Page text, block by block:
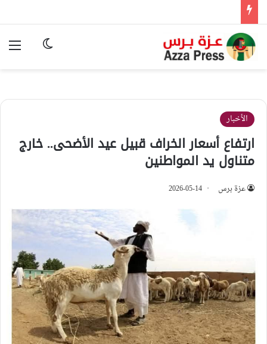
الوضع
الأخبار
ارتفاع أسعار الخراف قبيل عيد الأضحى.. خارج
متناول يد المواطنين
عزة برس 2026-05-14